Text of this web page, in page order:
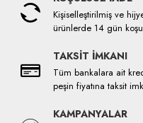
Kişiselleştirilmiş ve
ürünlerde 14 gün
TAKSİT İMKANI
Tüm bankalara ait
peşin fiyatına taksit
KAMPANYALAR